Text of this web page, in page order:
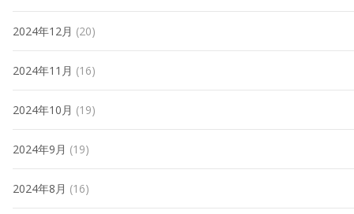
2024年12月 (20)
2024年11月 (16)
2024年10月 (19)
2024年9月 (19)
2024年8月 (16)